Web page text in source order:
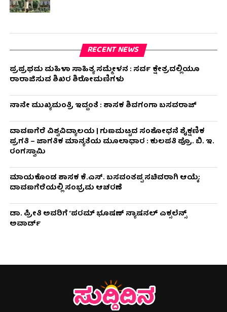
RECENT NEWS
ಪ್ರಪ್ರಥಮ ಮಹಿಳಾ ಸಾಹಿತ್ಯ ಸಮ್ಮೇಳನ : ಸರ್ವ ಕ್ಷೇತ್ರದಲ್ಲಿಯೂ
ರಾರಾಜಿಸುವ ಶಿಖರ ಶಿರೋಮಣಿಗಳು
ನಾನೇ ಮುಖ್ಯಮಂತ್ರಿ ಇದ್ದಂತೆ : ಶಾಸಕ ಶಿವಗಂಗಾ ಬಸವರಾಜ್
ದಾವಣಗೆರೆ ವಿಶ್ವವಿದ್ಯಾಲಯ | ಗುಣಮಟ್ಟದ ಸಂಶೋಧನೆ ಶೈಕ್ಷಣಿಕ
ಪ್ರಗತಿ – ಜಾಗತಿಕ ಮಾನ್ಯತೆಯ ಮೂಲಾಧಾರ : ಕುಲಪತಿ ಪ್ರೊ. ಬಿ. ಇ.
ರಂಗಸ್ವಾಮಿ
ಮಾಯಕೊಂಡ ಶಾಸಕ ಕೆ.ಎಸ್. ಬಸವಂತಪ್ಪ ಸಚಿವರಾಗಿ ಆಯ್ಕೆ:
ದಾವಣಗೆರೆಯಲ್ಲಿ ಸಂಭ್ರಮ ಆಚರಣೆ
ಡಾ. ಪ್ರೀತಿ ಅವರಿಗೆ ‘ಪರಮ್ ಭೂಷಣ್ ನ್ಯಾಷನಲ್ ಎಕ್ಸಲೆನ್ಸ್
ಅವಾರ್ಡ್